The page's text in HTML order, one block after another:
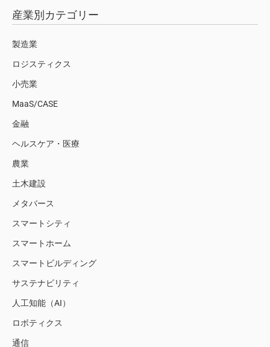
産業別カテゴリー
製造業
ロジスティクス
小売業
MaaS/CASE
金融
ヘルスケア・医療
農業
土木建設
メタバース
スマートシティ
スマートホーム
スマートビルディング
サステナビリティ
人工知能（AI）
ロボティクス
通信